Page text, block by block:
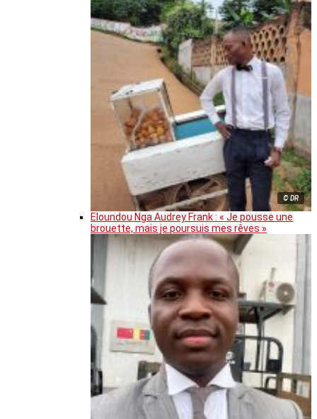
© DR
Eloundou Nga Audrey Frank : « Je pousse une
brouette, mais je poursuis mes rêves »